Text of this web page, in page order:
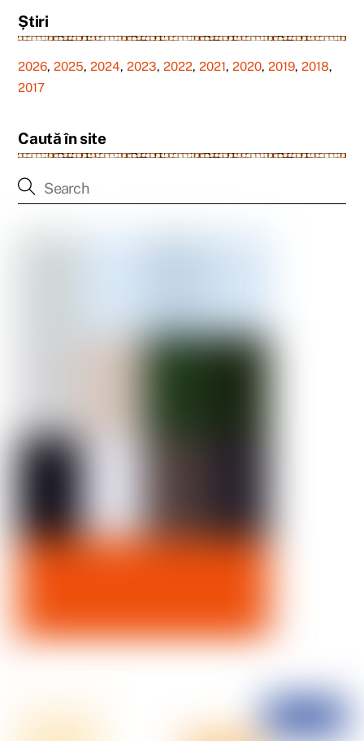
Știri
2026,2025,2024,2023,2022,2021,2020,2019,2018,
2017
Caută în site